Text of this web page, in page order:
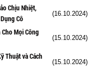
Chịu Nhiệt,
Cô
(16.10.2024)
Mọi Công
(15.10.2024)
Thuật và Cách
(15.10.2024)